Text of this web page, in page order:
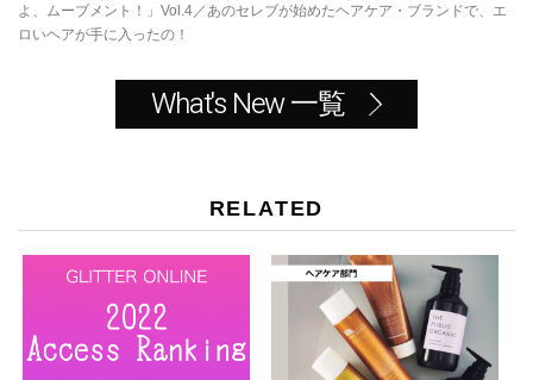
よ、ムーブメント！」Vol.4／あのセレブが始めたヘアケア・ブランドで、エ
ロいヘアが手に入ったの！
What's New 一覧
RELATED